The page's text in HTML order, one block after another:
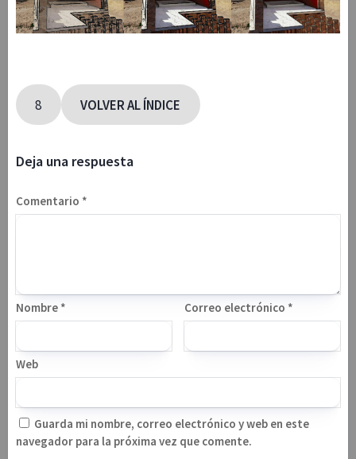
8 VOLVER AL ÍNDICE
Deja una respuesta
Comentario *
Nombre * Correo electrónico *
Web
Guarda mi nombre, correo electrónico y web en este
navegador para la próxima vez que comente.